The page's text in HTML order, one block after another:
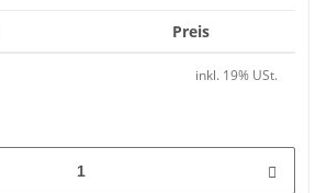
Preis
inkl. 19% USt.